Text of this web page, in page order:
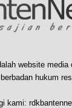
website
hukum
kami: